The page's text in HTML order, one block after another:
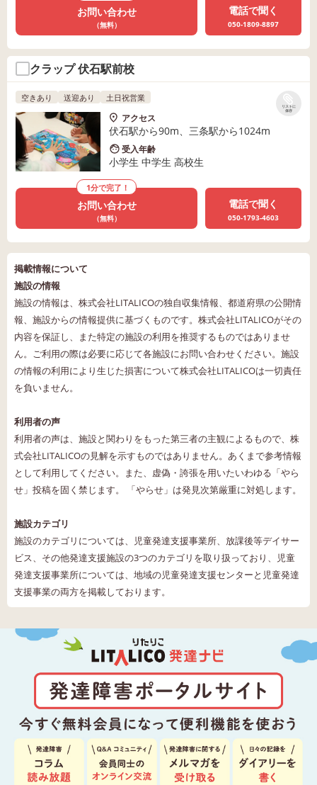
お問い合わせ
（無料）
電話で聞く
050-1809-8897
クラップ 伏石駅前校
リストに
保存
空きあり 送迎あり 土日祝営業
アクセス
伏石駅から90m、三条駅から1024m
受入年齢
小学生 中学生 高校生
1分で完了！
お問い合わせ
（無料）
電話で聞く
050-1793-4603
掲載情報について
施設の情報
施設の情報は、株式会社LITALICOの独自収集情報、都道府県の公開情
報、施設からの情報提供に基づくものです。株式会社LITALICOがその
内容を保証し、また特定の施設の利用を推奨するものではありませ
ん。ご利用の際は必要に応じて各施設にお問い合わせください。施設
の情報の利用により生じた損害について株式会社LITALICOは一切責任
を負いません。
利用者の声
利用者の声は、施設と関わりをもった第三者の主観によるもので、株
式会社LITALICOの見解を示すものではありません。あくまで参考情報
として利用してください。また、虚偽・誇張を用いたいわゆる「やら
せ」投稿を固く禁じます。 「やらせ」は発見次第厳重に対処します。
施設カテゴリ
施設のカテゴリについては、児童発達支援事業所、放課後等デイサー
ビス、その他発達支援施設の3つのカテゴリを取り扱っており、児童
発達支援事業所については、地域の児童発達支援センターと児童発達
支援事業の両方を掲載しております。